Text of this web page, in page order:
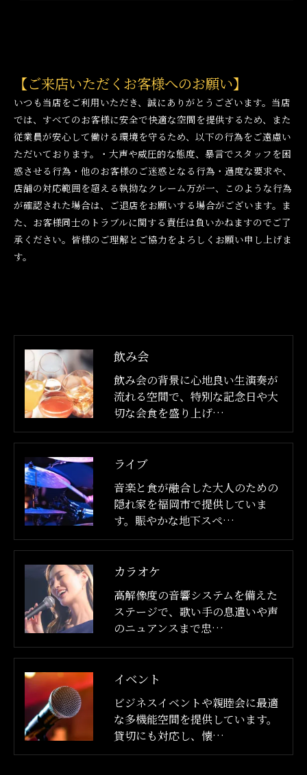
【ご来店いただくお客様へのお願い】
いつも当店をご利用いただき、誠にありがとうございます。当店
では、すべてのお客様に安全で快適な空間を提供するため、また
従業員が安心して働ける環境を守るため、以下の行為をご遠慮い
ただいております。・大声や威圧的な態度、暴言でスタッフを困
惑させる行為・他のお客様のご迷惑となる行為・過度な要求や、
店舗の対応範囲を超える執拗なクレーム万が一、このような行為
が確認された場合は、ご退店をお願いする場合がございます。ま
た、お客様同士のトラブルに関する責任は負いかねますのでご了
承ください。皆様のご理解とご協力をよろしくお願い申し上げま
す。
飲み会
飲み会の背景に心地良い生演奏が
流れる空間で、特別な記念日や大
切な会食を盛り上げ…
ライブ
音楽と食が融合した大人のための
隠れ家を福岡市で提供していま
す。賑やかな地下スペ…
カラオケ
高解像度の音響システムを備えた
ステージで、歌い手の息遣いや声
のニュアンスまで忠…
イベント
ビジネスイベントや親睦会に最適
な多機能空間を提供しています。
貸切にも対応し、懐…